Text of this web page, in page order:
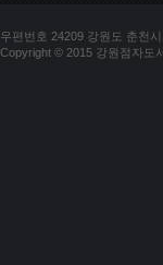
우편번호 24209 강원도 춘천
Copyright © 2015 강원점자도